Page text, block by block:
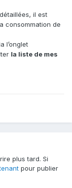
il est
consommation de
l’onglet
la liste de mes
plus tard. Si
pour publier